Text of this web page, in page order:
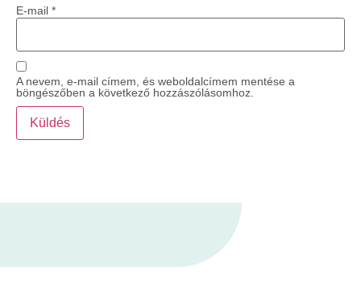
E-mail *
A nevem, e-mail címem, és weboldalcímem mentése a
böngészőben a következő hozzászólásomhoz.